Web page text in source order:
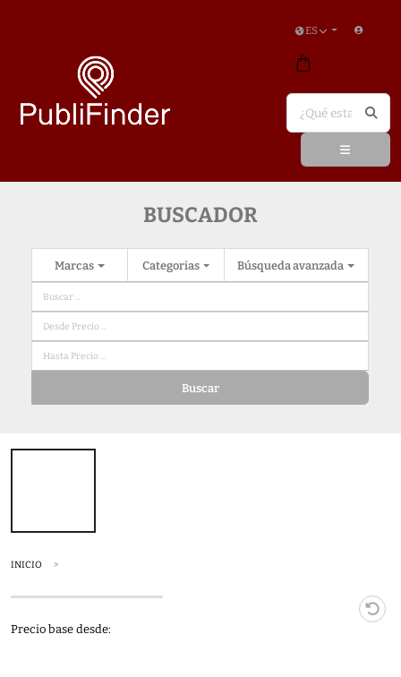
ES
BUSCADOR
Categorias
Marcas Búsqueda avanzada
Buscar
INICIO
Precio base desde: